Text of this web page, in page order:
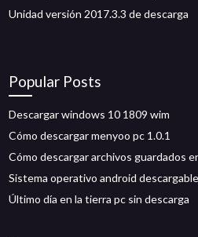
Unidad versión 2017.3.3 de descarga
Popular Posts
Descargar windows 10 1809 wim
Cómo descargar menyoo pc 1.0.1
Cómo descargar archivos guardados
Sistema operativo android descargable
Último día en la tierra pc sin descarga